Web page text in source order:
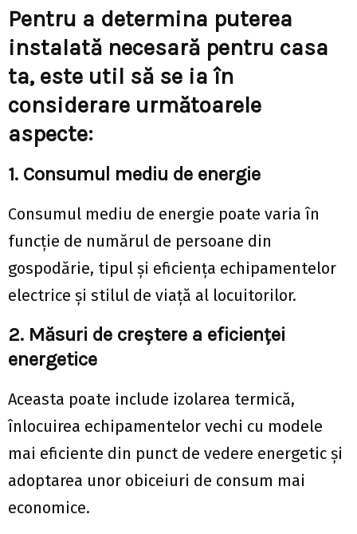
Pentru a determina puterea
instalată necesară pentru casa
ta, este util să se ia în
considerare următoarele
aspecte:
1. Consumul mediu de energie
Consumul mediu de energie poate varia în
funcție de numărul de persoane din
gospodărie, tipul și eficiența echipamentelor
electrice și stilul de viață al locuitorilor.
2. Măsuri de creștere a eficienței
energetice
Aceasta poate include izolarea termică,
înlocuirea echipamentelor vechi cu modele
mai eficiente din punct de vedere energetic și
adoptarea unor obiceiuri de consum mai
economice.